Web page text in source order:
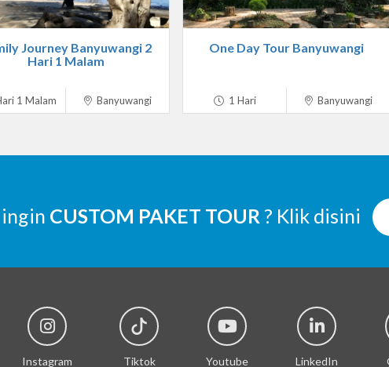
Journey Banyuwangi 2
Hari 1 Malam
1 Malam Banyuwangi
One Day Tour Banyuwangi
1 Hari Banyuwangi
CUSTOM PAKET TOUR ? Klik disini
Instagram Tiktok Youtube LinkedIn